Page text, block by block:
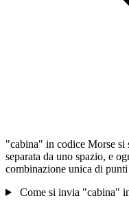
"cabina" in codice Morse si
separata da uno spazio, e
combinazione unica di punti
Come si invia "cabina"